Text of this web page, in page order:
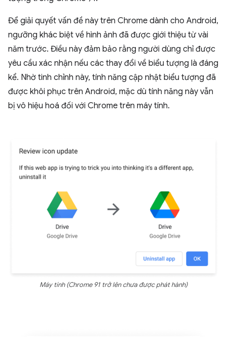
Để giải quyết vấn đề này trên Chrome dành cho Android,
ngưỡng khác biệt về hình ảnh đã được giới thiệu từ vài
năm trước. Điều này đảm bảo rằng người dùng chỉ được
yêu cầu xác nhận nếu các thay đổi về biểu tượng là đáng
kể. Nhờ tinh chỉnh này, tính năng cập nhật biểu tượng đã
được khôi phục trên Android, mặc dù tính năng này vẫn
bị vô hiệu hoá đối với Chrome trên máy tính.
Máy tính (Chrome 91 trở lên chưa được phát hành)